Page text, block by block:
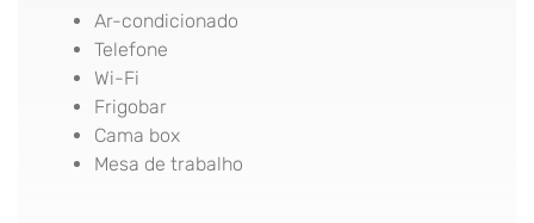
Ar-condicionado
Telefone
Wi-Fi
Frigobar
Cama box
Mesa de trabalho